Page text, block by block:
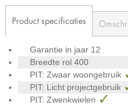
Product specificaties
Garantie in jaar 12
Breedte rol 400
PIT: Zwaar woongebruik
PIT: Licht projectgebruik
PIT: Zwenkwielen